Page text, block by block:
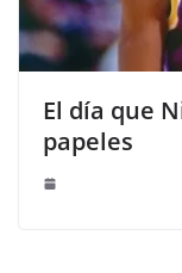
El día que
papeles